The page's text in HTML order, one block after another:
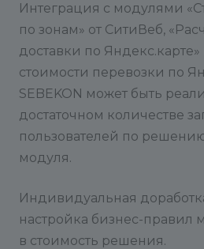
Интеграция с модулями
по зонам» от СитиВеб,
доставки по Яндекс.карте»
стоимости перевозки по
SEBEKON может быть
достаточном количестве
пользователей по
модуля.
Индивидуальная
настройка бизнес-правил
в стоимость решения.